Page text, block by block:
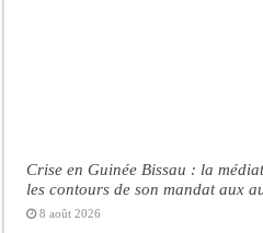
Crise en Guinée Bissau : la
les contours de son mandat aux
8 août 2026